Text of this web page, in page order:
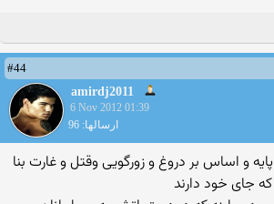
#44
amirdj2011
6 Nov 2012 01:39
ارسالها: 96
و اساس بر دروغ و زورگویی وقتل و غارت بنا
جای خود دارند